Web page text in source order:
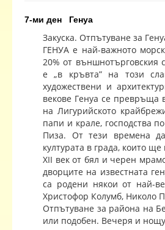
7-ми ден Генуа
Закуска. Отпътуване за
ГЕНУА е най-важното
20% от външнотърговския
е „в кръвта” на този
художествени и
векове Генуа се превръща
на Лигурийското
папи и крале, господства
Пиза. От тези времена
културата в града, които
ХІІ век от бял и черен
дворците на известната
са родени някои от най-
Христофор Колумб, Николо
Отпътуване за района на
или подобен. Вечеря и